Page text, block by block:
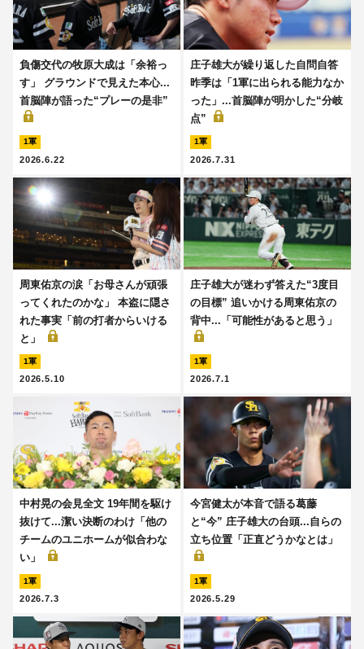
負傷交代の牧原大成は「余裕っ
す」 グラウンドで見えた本心...
首脳陣が語った“プレーの是非”
1軍
2026.6.22
庄子雄大が繰り返した自問自答
昨季は「1軍に出られる能力なか
った」...首脳陣が明かした“分岐
点”
1軍
2026.7.31
周東佑京の涙「お母さんが頑張
ってくれたのかな」 本盗に隠さ
れた事実「前の打者からいける
と」
1軍
2026.5.10
庄子雄大が迷わず答えた“3度目
の目標” 追いかける周東佑京の
背中...「可能性があると思う」
1軍
2026.7.1
中村晃の会見全文 19年間を駆け
抜けて...潔い決断のわけ「他の
チームのユニホームが似合わな
い」
1軍
2026.7.3
今宮健太が本音で語る葛藤
と“今” 庄子雄大の台頭...自らの
立ち位置「正直どうかなとは」
1軍
2026.5.29